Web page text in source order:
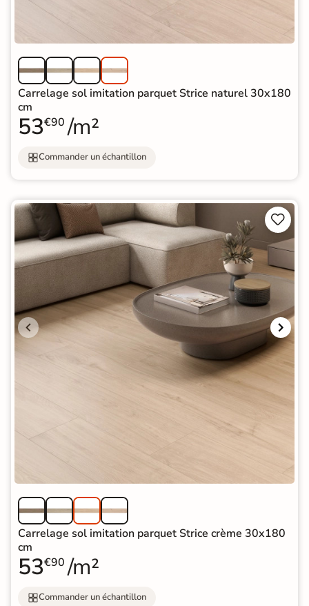
Carrelage sol imitation parquet Strice naturel 30x180
cm
53€90 /m²
Commander un échantillon


Carrelage sol imitation parquet Strice crème 30x180
cm
53€90 /m²
Commander un échantillon